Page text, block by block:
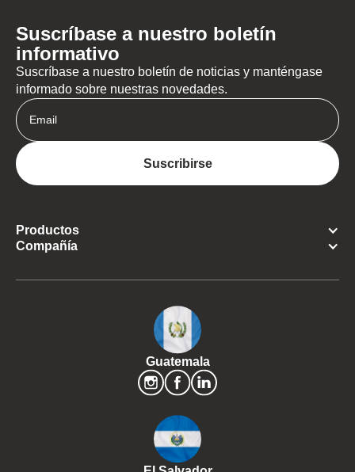
Suscríbase a nuestro boletín
informativo
Suscríbase a nuestro boletín de noticias y manténgase
informado sobre nuestras novedades.
Productos
Compañía
Guatemala